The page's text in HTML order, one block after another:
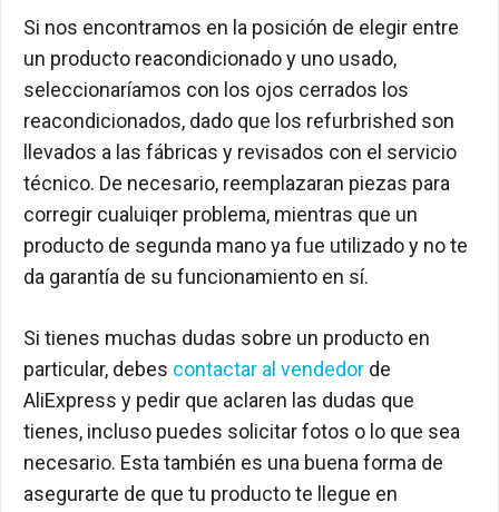
Si nos encontramos en la posición de elegir entre
un producto reacondicionado y uno usado,
seleccionaríamos con los ojos cerrados los
reacondicionados, dado que los refurbrished son
llevados a las fábricas y revisados con el servicio
técnico. De necesario, reemplazaran piezas para
corregir cualuiqer problema, mientras que un
producto de segunda mano ya fue utilizado y no te
da garantía de su funcionamiento en sí.
Si tienes muchas dudas sobre un producto en
particular, debes contactar al vendedor de
AliExpress y pedir que aclaren las dudas que
tienes, incluso puedes solicitar fotos o lo que sea
necesario. Esta también es una buena forma de
asegurarte de que tu producto te llegue en